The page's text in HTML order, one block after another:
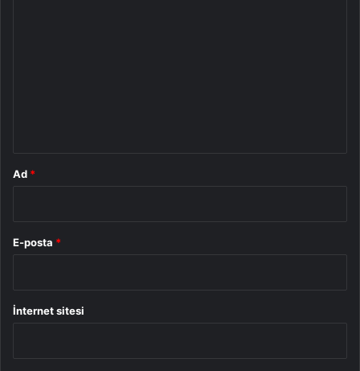
Ad *
E-posta *
İnternet sitesi